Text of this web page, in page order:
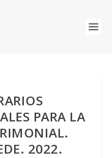
PARA LA
2022.